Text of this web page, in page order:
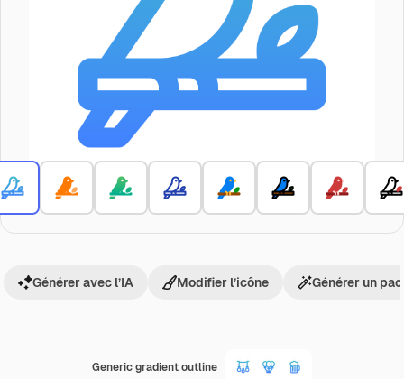
Generic gradient outline
Générer avec l’IA Modifier l’icône Générer un